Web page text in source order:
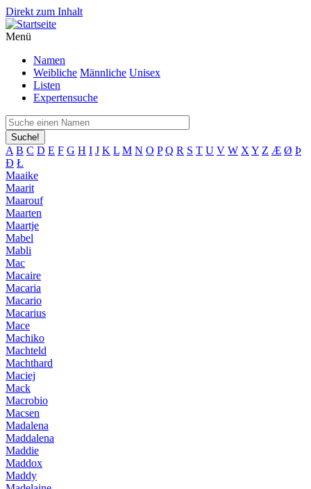
Direkt zum Inhalt
Menü
Namen
Weibliche Männliche Unisex
Listen
Expertensuche
Suche!
A B C D E F G H I J K L M N O P Q R S T U V W X Y Z Æ Ø Þ
Đ Ł
Maaike
Maarit
Maarouf
Maarten
Maartje
Mabel
Mabli
Mac
Macaire
Macaria
Macario
Macarius
Mace
Machiko
Machteld
Machthard
Maciej
Mack
Macrobio
Macsen
Madalena
Maddalena
Maddie
Maddox
Maddy